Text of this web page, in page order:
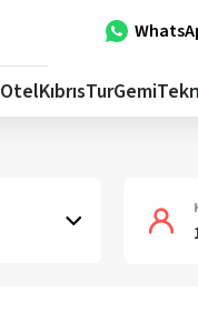
OtelKıbrısTurGemi